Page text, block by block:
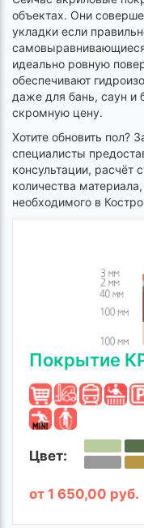
объектах. Они
укладки если
идеально ровную
обеспечивают
даже для бань, саун и
скромную цену.
Хотите обновить пол?
специалисты
консультации, расчёт
количества
необходимого в
Покрытие
Цвет:
от 1 650,00 руб.